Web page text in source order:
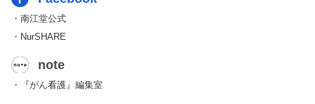
・南江堂公式
・NurSHARE
note
・『がん看護』編集室